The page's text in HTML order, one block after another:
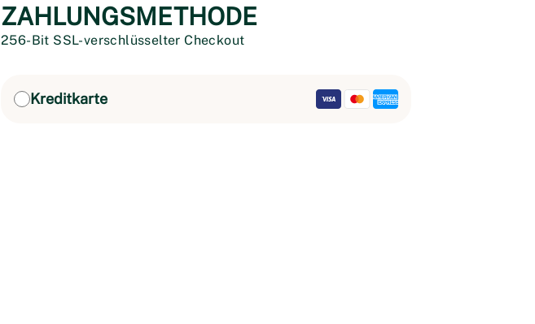
ZAHLUNGSMETHODE
256-Bit SSL-verschlüsselter Checkout
Kreditkarte